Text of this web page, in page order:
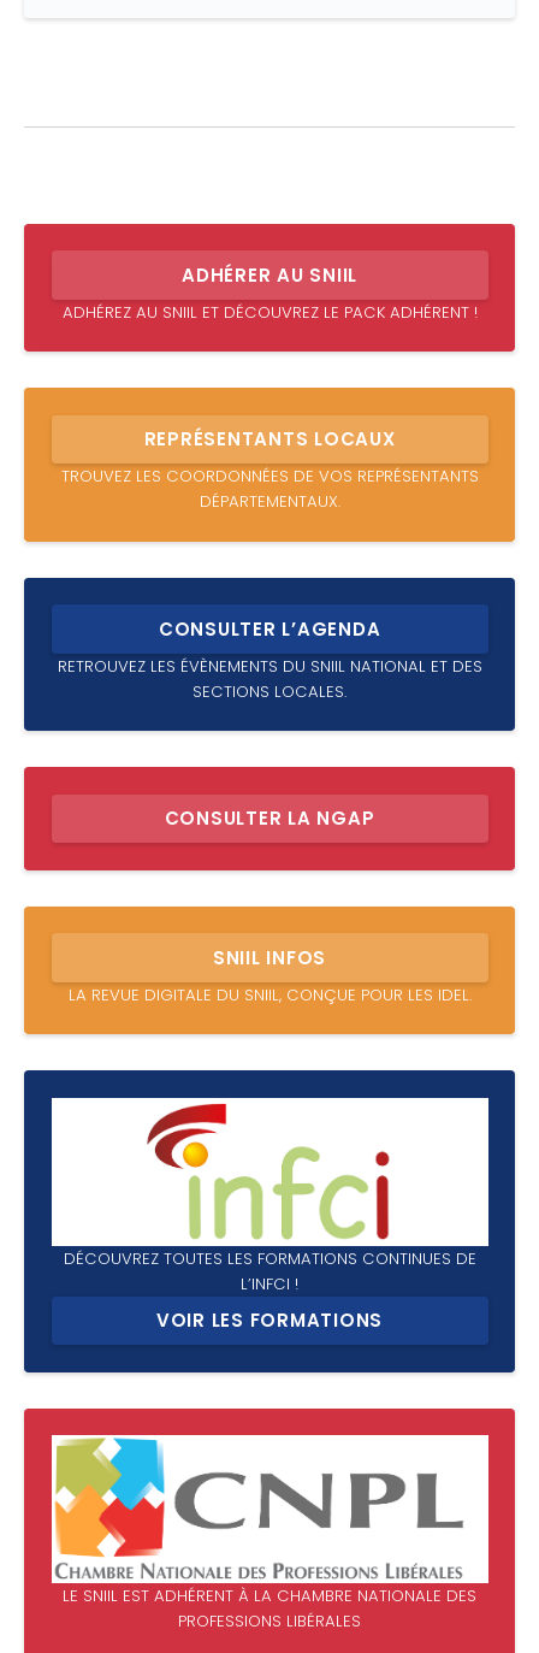
ADHÉRER AU SNIIL
ADHÉREZ AU SNIIL ET DÉCOUVREZ LE PACK ADHÉRENT !
REPRÉSENTANTS LOCAUX
TROUVEZ LES COORDONNÉES DE VOS REPRÉSENTANTS
DÉPARTEMENTAUX.
CONSULTER L’AGENDA
RETROUVEZ LES ÉVÈNEMENTS DU SNIIL NATIONAL ET DES
SECTIONS LOCALES.
CONSULTER LA NGAP
SNIIL INFOS
LA REVUE DIGITALE DU SNIIL, CONÇUE POUR LES IDEL.
DÉCOUVREZ TOUTES LES FORMATIONS CONTINUES DE
L’INFCI !
VOIR LES FORMATIONS
LE SNIIL EST ADHÉRENT À LA CHAMBRE NATIONALE DES
PROFESSIONS LIBÉRALES